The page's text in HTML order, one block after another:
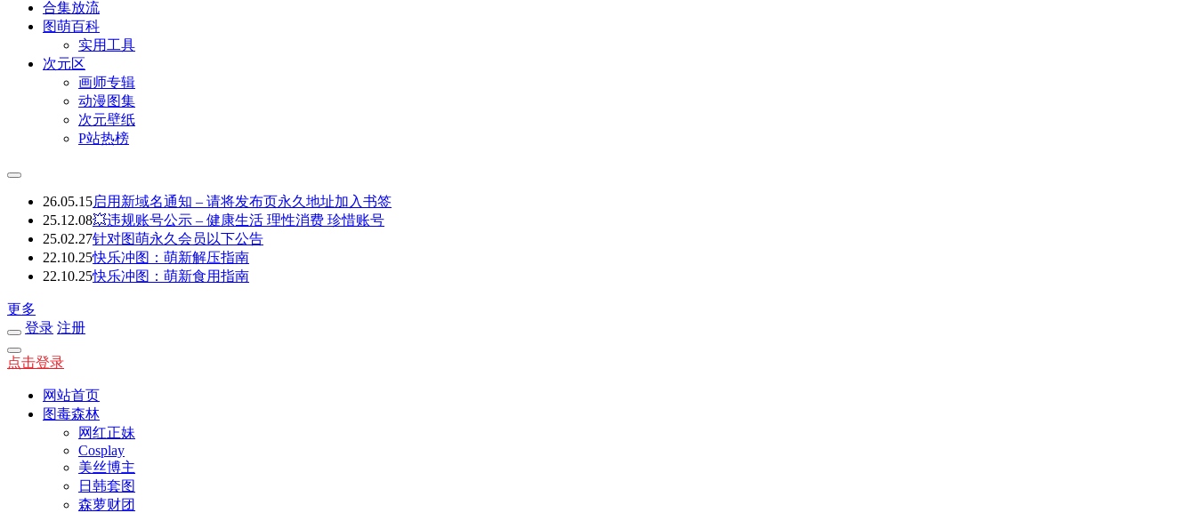
合集放流
图萌百科
实用工具
次元区
画师专辑
动漫图集
次元壁纸
P站热榜
26.05.15启用新域名通知 – 请将发布页永久地址加入书签
25.12.08💥违规账号公示 – 健康生活 理性消费 珍惜账号
25.02.27针对图萌永久会员以下公告
22.10.25快乐冲图：萌新解压指南
22.10.25快乐冲图：萌新食用指南
更多
登录 注册
点击登录
网站首页
图毒森林
网红正妹
Cosplay
美丝博主
日韩套图
森萝财团